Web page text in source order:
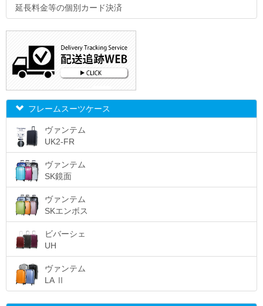
延長料金等の個別カード決済
フレームスーツケース
ヴァンテム
UK2-FR
ヴァンテム
SK鏡面
ヴァンテム
SKエンボス
ビバーシェ
UH
ヴァンテム
LA Ⅱ